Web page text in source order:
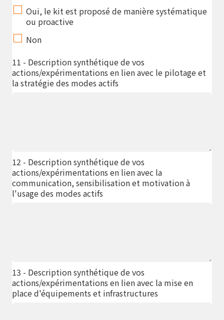
Oui, le kit est proposé de manière systématique
ou proactive
Non
11 - Description synthétique de vos
actions/expérimentations en lien avec le pilotage et
la stratégie des modes actifs
12 - Description synthétique de vos
actions/expérimentations en lien avec la
communication, sensibilisation et motivation à
l'usage des modes actifs
13 - Description synthétique de vos
actions/expérimentations en lien avec la mise en
place d'équipements et infrastructures